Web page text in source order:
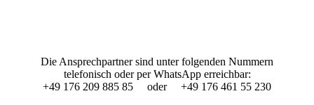
Die Ansprechpartner sind unter folgenden Nummern
telefonisch oder per WhatsApp erreichbar:
+49 176 209 885 85 oder +49 176 461 55 230